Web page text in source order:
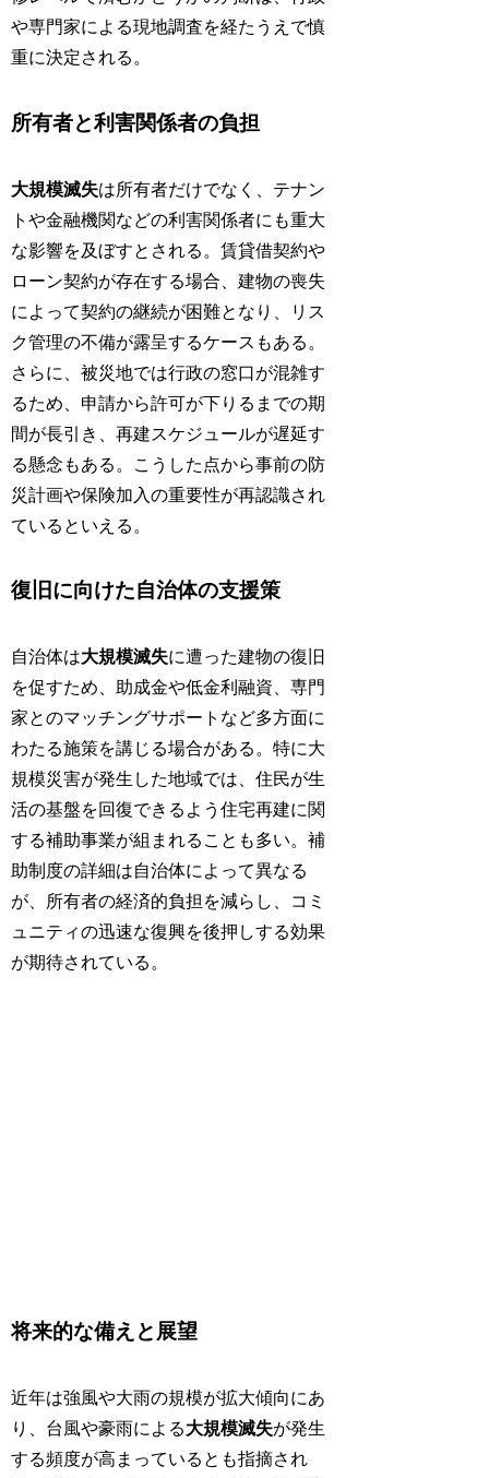
や専門家による現地調査を経たうえで慎
重に決定される。
所有者と利害関係者の負担
大規模滅失は所有者だけでなく、テナン
トや金融機関などの利害関係者にも重大
な影響を及ぼすとされる。賃貸借契約や
ローン契約が存在する場合、建物の喪失
によって契約の継続が困難となり、リス
ク管理の不備が露呈するケースもある。
さらに、被災地では行政の窓口が混雑す
るため、申請から許可が下りるまでの期
間が長引き、再建スケジュールが遅延す
る懸念もある。こうした点から事前の防
災計画や保険加入の重要性が再認識され
ているといえる。
復旧に向けた自治体の支援策
自治体は大規模滅失に遭った建物の復旧
を促すため、助成金や低金利融資、専門
家とのマッチングサポートなど多方面に
わたる施策を講じる場合がある。特に大
規模災害が発生した地域では、住民が生
活の基盤を回復できるよう住宅再建に関
する補助事業が組まれることも多い。補
助制度の詳細は自治体によって異なる
が、所有者の経済的負担を減らし、コミ
ュニティの迅速な復興を後押しする効果
が期待されている。
将来的な備えと展望
近年は強風や大雨の規模が拡大傾向にあ
り、台風や豪雨による大規模滅失が発生
する頻度が高まっているとも指摘され